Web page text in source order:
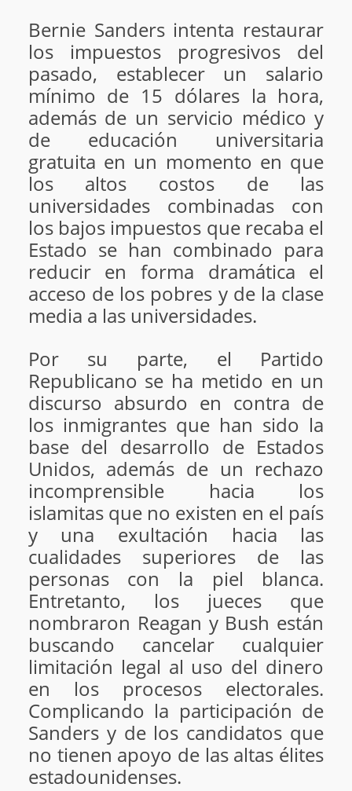
Bernie Sanders intenta restaurar
los impuestos progresivos del
pasado, establecer un salario
mínimo de 15 dólares la hora,
además de un servicio médico y
de educación universitaria
gratuita en un momento en que
los altos costos de las
universidades combinadas con
los bajos impuestos que recaba el
Estado se han combinado para
reducir en forma dramática el
acceso de los pobres y de la clase
media a las universidades.
Por su parte, el Partido
Republicano se ha metido en un
discurso absurdo en contra de
los inmigrantes que han sido la
base del desarrollo de Estados
Unidos, además de un rechazo
incomprensible hacia los
islamitas que no existen en el país
y una exultación hacia las
cualidades superiores de las
personas con la piel blanca.
Entretanto, los jueces que
nombraron Reagan y Bush están
buscando cancelar cualquier
limitación legal al uso del dinero
en los procesos electorales.
Complicando la participación de
Sanders y de los candidatos que
no tienen apoyo de las altas élites
estadounidenses.